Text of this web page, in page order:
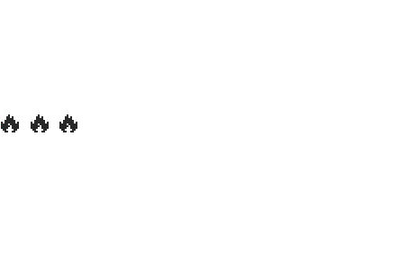
🔥🔥🔥